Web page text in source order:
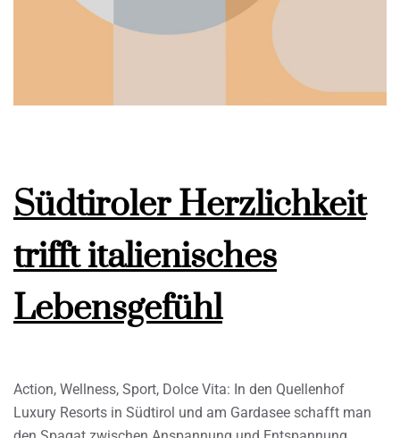
Südtiroler Herzlichkeit
trifft italienisches
Lebensgefühl
Action, Wellness, Sport, Dolce Vita: In den Quellenhof
Luxury Resorts in Südtirol und am Gardasee schafft man